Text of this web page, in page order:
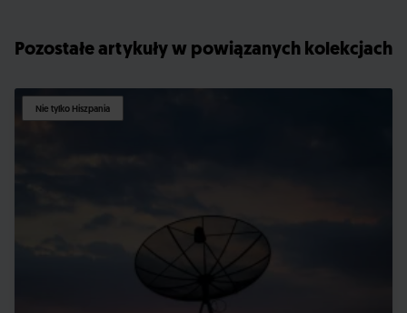
Pozostałe artykuły w powiązanych kolekcjach
Nie tylko Hiszpania